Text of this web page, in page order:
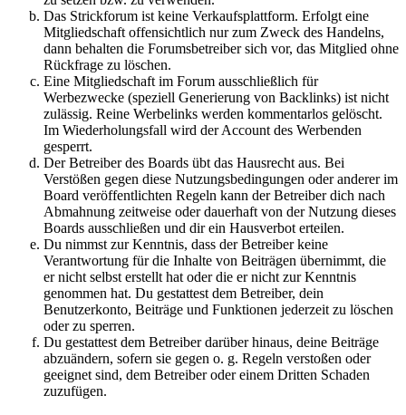
Das Strickforum ist keine Verkaufsplattform. Erfolgt eine
Mitgliedschaft offensichtlich nur zum Zweck des Handelns,
dann behalten die Forumsbetreiber sich vor, das Mitglied ohne
Rückfrage zu löschen.
Eine Mitgliedschaft im Forum ausschließlich für
Werbezwecke (speziell Generierung von Backlinks) ist nicht
zulässig. Reine Werbelinks werden kommentarlos gelöscht.
Im Wiederholungsfall wird der Account des Werbenden
gesperrt.
Der Betreiber des Boards übt das Hausrecht aus. Bei
Verstößen gegen diese Nutzungsbedingungen oder anderer im
Board veröffentlichten Regeln kann der Betreiber dich nach
Abmahnung zeitweise oder dauerhaft von der Nutzung dieses
Boards ausschließen und dir ein Hausverbot erteilen.
Du nimmst zur Kenntnis, dass der Betreiber keine
Verantwortung für die Inhalte von Beiträgen übernimmt, die
er nicht selbst erstellt hat oder die er nicht zur Kenntnis
genommen hat. Du gestattest dem Betreiber, dein
Benutzerkonto, Beiträge und Funktionen jederzeit zu löschen
oder zu sperren.
Du gestattest dem Betreiber darüber hinaus, deine Beiträge
abzuändern, sofern sie gegen o. g. Regeln verstoßen oder
geeignet sind, dem Betreiber oder einem Dritten Schaden
zuzufügen.